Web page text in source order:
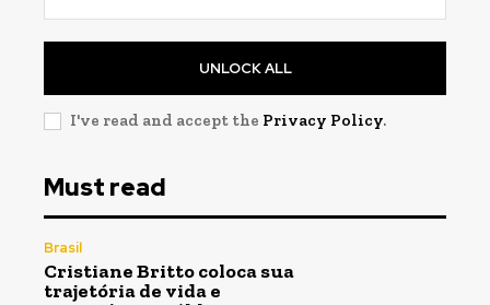
UNLOCK ALL
I've read and accept the Privacy Policy.
Must read
Brasil
Cristiane Britto coloca sua
trajetória de vida e